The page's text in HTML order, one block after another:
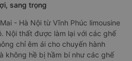
sang trọng
- Hà Nội từ Vĩnh Phúc limousine
Nội thất được làm lại với các ghế
chỉ êm ái cho chuyến hành
không hề bị hầm bí như các ghế